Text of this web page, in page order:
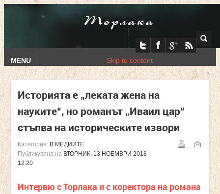
Торлака
MENU Skip to content
Историята е „леката жена на
науките“, но романът „Иваил цар“
стъпва на историческите извори
Категория: В МЕДИИТЕ
Публикувана на ВТОРНИК, 13 НОЕМВРИ 2018
12:20
Интервю с Торлака и с коректора на романа